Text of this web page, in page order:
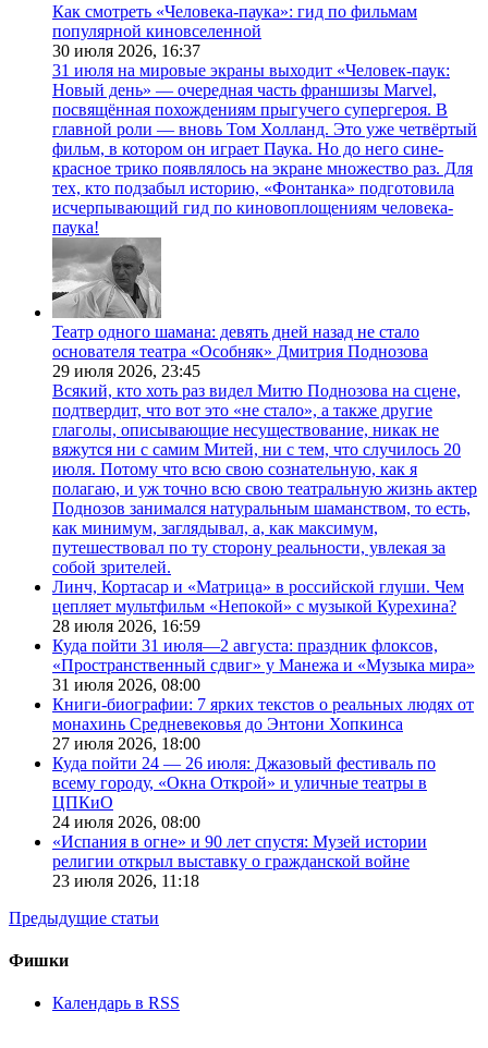
Как смотреть «Человека-паука»: гид по фильмам
популярной киновселенной
30 июля 2026, 16:37
31 июля на мировые экраны выходит «Человек-паук:
Новый день» — очередная часть франшизы Marvel,
посвящённая похождениям прыгучего супергероя. В
главной роли — вновь Том Холланд. Это уже четвёртый
фильм, в котором он играет Паука. Но до него сине-
красное трико появлялось на экране множество раз. Для
тех, кто подзабыл историю, «Фонтанка» подготовила
исчерпывающий гид по киновоплощениям человека-
паука!
Театр одного шамана: девять дней назад не стало
основателя театра «Особняк» Дмитрия Поднозова
29 июля 2026, 23:45
Всякий, кто хоть раз видел Митю Поднозова на сцене,
подтвердит, что вот это «не стало», а также другие
глаголы, описывающие несуществование, никак не
вяжутся ни с самим Митей, ни с тем, что случилось 20
июля. Потому что всю свою сознательную, как я
полагаю, и уж точно всю свою театральную жизнь актер
Поднозов занимался натуральным шаманством, то есть,
как минимум, заглядывал, а, как максимум,
путешествовал по ту сторону реальности, увлекая за
собой зрителей.
Линч, Кортасар и «Матрица» в российской глуши. Чем
цепляет мультфильм «Непокой» с музыкой Курехина?
28 июля 2026, 16:59
Куда пойти 31 июля—2 августа: праздник флоксов,
«Пространственный сдвиг» у Манежа и «Музыка мира»
31 июля 2026, 08:00
Книги-биографии: 7 ярких текстов о реальных людях от
монахинь Средневековья до Энтони Хопкинса
27 июля 2026, 18:00
Куда пойти 24 — 26 июля: Джазовый фестиваль по
всему городу, «Окна Открой» и уличные театры в
ЦПКиО
24 июля 2026, 08:00
«Испания в огне» и 90 лет спустя: Музей истории
религии открыл выставку о гражданской войне
23 июля 2026, 11:18
Предыдущие статьи
Фишки
Календарь в RSS